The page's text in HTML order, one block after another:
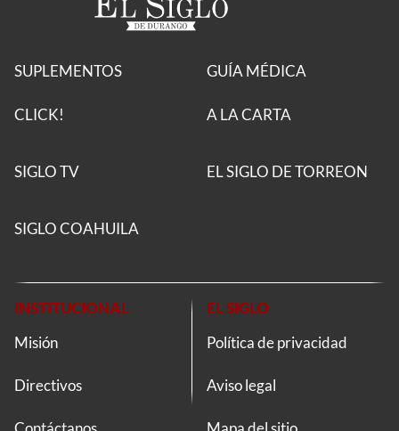
SUPLEMENTOS
CLICK!
GUÍA MÉDICA
A LA CARTA
SIGLO TV EL SIGLO DE TORREON
SIGLO COAHUILA
INSTITUCIONAL
Misión
Directivos
EL SIGLO
Política de privacidad
Aviso legal